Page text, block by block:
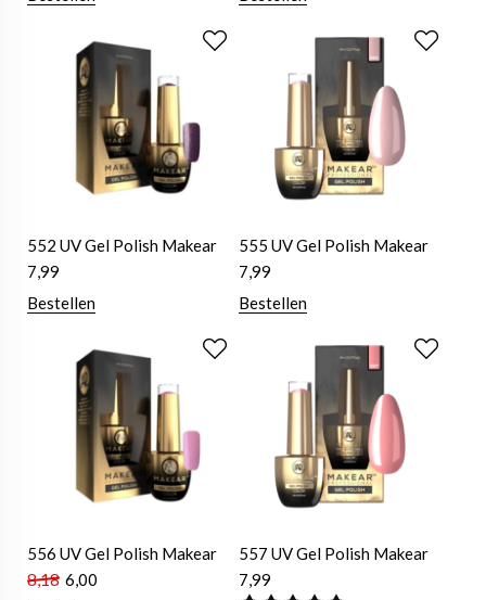
552 UV Gel Polish Makear
7,99
Bestellen
555 UV Gel Polish Makear
7,99
Bestellen
556 UV Gel Polish Makear
8,18 6,00
557 UV Gel Polish Makear
7,99